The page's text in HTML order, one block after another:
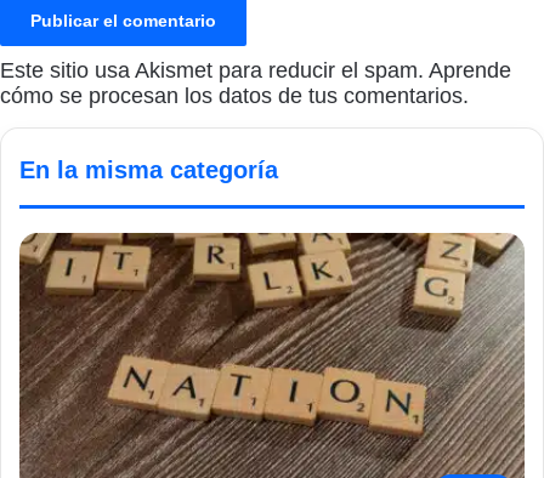
Este sitio usa Akismet para reducir el spam. Aprende
cómo se procesan los datos de tus comentarios.
En la misma categoría